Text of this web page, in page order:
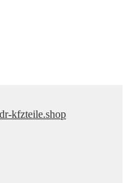
kfzteile.shop